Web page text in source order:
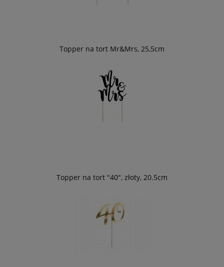
Topper na tort Mr&Mrs, 25,5cm
Topper na tort "40", złoty, 20.5cm